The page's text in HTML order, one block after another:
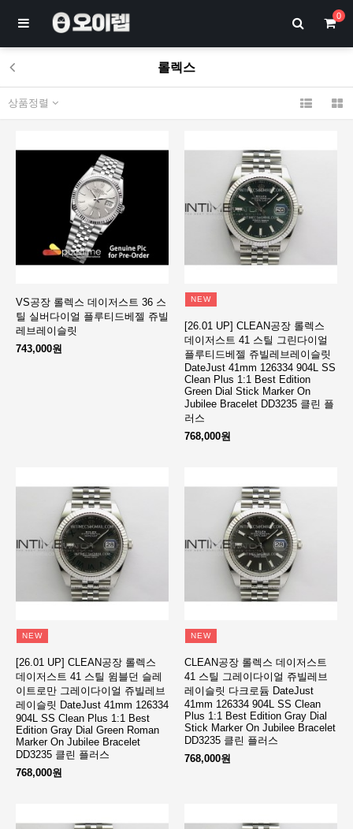
0
롤렉스
상품정렬
VS공장 롤렉스 데이저스트 36 스
틸 실버다이얼 플루티드베젤 쥬빌
레브레이슬릿
743,000원
NEW
[26.01 UP] CLEAN공장 롤렉스
데이저스트 41 스틸 그린다이얼
플루티드베젤 쥬빌레브레이슬릿
DateJust 41mm 126334 904L SS
Clean Plus 1:1 Best Edition
Green Dial Stick Marker On
Jubilee Bracelet DD3235 클린 플
러스
768,000원
NEW
[26.01 UP] CLEAN공장 롤렉스
데이저스트 41 스틸 윔블던 슬레
이트로만 그레이다이얼 쥬빌레브
레이슬릿 DateJust 41mm 126334
904L SS Clean Plus 1:1 Best
Edition Gray Dial Green Roman
Marker On Jubilee Bracelet
DD3235 클린 플러스
768,000원
NEW
CLEAN공장 롤렉스 데이저스트
41 스틸 그레이다이얼 쥬빌레브
레이슬릿 다크로듐 DateJust
41mm 126334 904L SS Clean
Plus 1:1 Best Edition Gray Dial
Stick Marker On Jubilee Bracelet
DD3235 클린 플러스
768,000원